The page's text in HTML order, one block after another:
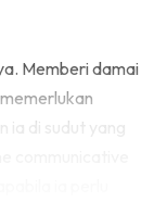
dan elegant
di
Memberi damai
di sudut yang